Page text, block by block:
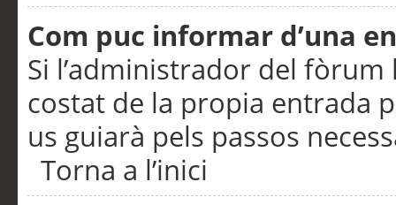
Com puc informar d’una
Si l’administrador del
costat de la propia entrada
us guiarà pels passos
Torna a l’inici